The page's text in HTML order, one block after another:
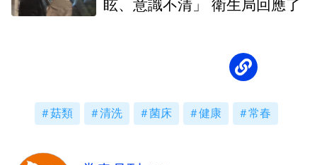
眩、意識不清」 衛生局回應了
菇類 清洗 菌床 健康 常春